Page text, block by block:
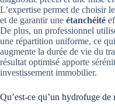
L’expertise permet de choisir
et de garantir une étanchéité
De plus, un professionnel
une répartition uniforme, ce
augmente la durée de vie du
résultat optimisé apporte
investissement immobilier.
Qu’est-ce qu’un hydrofuge de